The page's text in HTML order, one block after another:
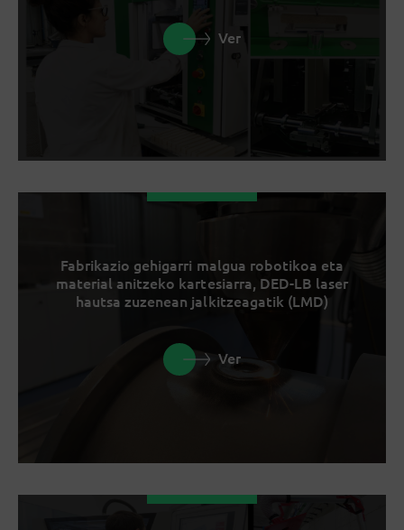
Ver
Fabrikazio gehigarri malgua robotikoa eta
material anitzeko kartesiarra, DED-LB laser
hautsa zuzenean jalkitzeagatik (LMD)
Ver